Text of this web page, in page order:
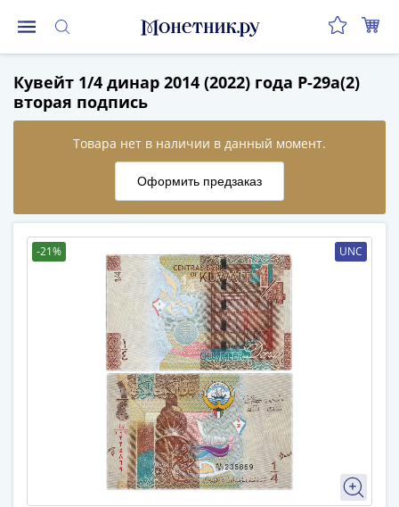
Монеты
Российской
Федерации
Регулярные
реформы
(1992-
1993)
Биметаллические
Кувейт 1/4 динар 2014 (2022) года P-29a(2)
вторая подпись
-21% UNC